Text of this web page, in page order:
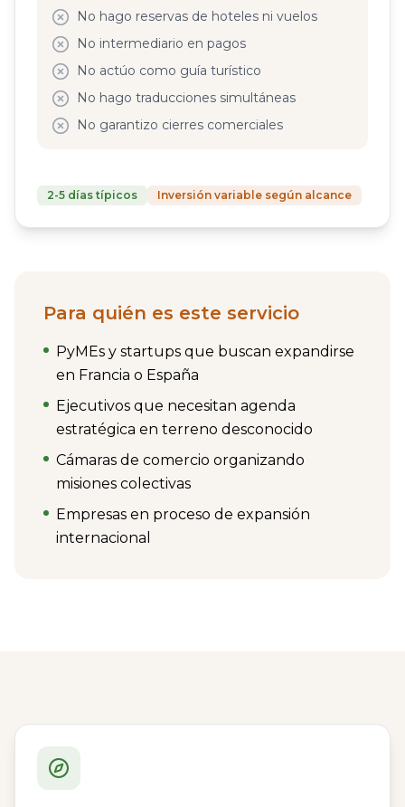
No hago reservas de hoteles ni vuelos
No intermediario en pagos
No actúo como guía turístico
No hago traducciones simultáneas
No garantizo cierres comerciales
2-5 días típicos Inversión variable según alcance
Para quién es este servicio
PyMEs y startups que buscan expandirse
en Francia o España
Ejecutivos que necesitan agenda
estratégica en terreno desconocido
Cámaras de comercio organizando
misiones colectivas
Empresas en proceso de expansión
internacional